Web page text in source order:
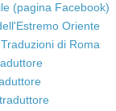
(pagina Facebook)
Oriente
di Roma